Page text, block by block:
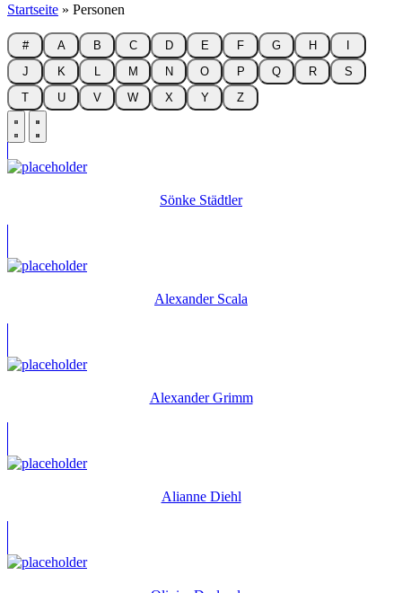
Startseite » Personen
# A B C D E F G H
J
K M N O P Q R
S
T
U V W X Y Z
Sönke Städtler
Alexander Scala
Alexander Grimm
Alianne Diehl